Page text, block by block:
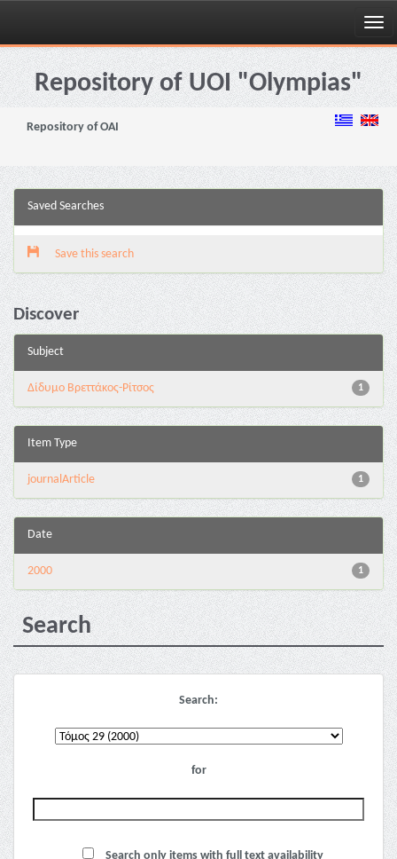
Skip
navigationRepository of UOI "Olympias"
Repository of OAI
Saved Searches
Save this search
Discover
Subject
1
Δίδυμο Βρεττάκος-Ρίτσος
Item Type
1
journalArticle
Date
1
2000
Search
Search:
for
Search only items with full text availability